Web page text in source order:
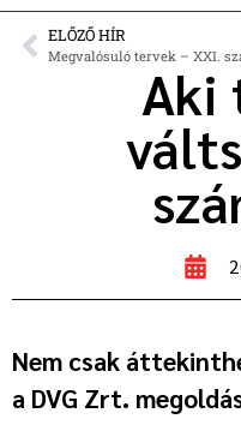
ELŐZŐ HÍR
Aki
Nem csak
a DVG Zrt.